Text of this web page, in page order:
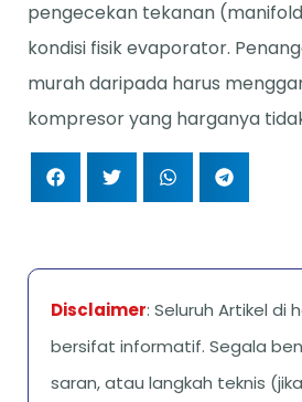
pengecekan tekanan
kondisi fisik evaporator.
murah daripada harus
kompresor yang harganya
Disclaimer: Seluruh Artikel di
bersifat informatif. Segala
saran, atau langkah teknis